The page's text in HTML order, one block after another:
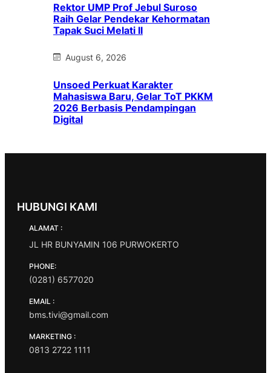
Rektor UMP Prof Jebul Suroso
Raih Gelar Pendekar Kehormatan
Tapak Suci Melati II
August 6, 2026
Unsoed Perkuat Karakter
Mahasiswa Baru, Gelar ToT PKKM
2026 Berbasis Pendampingan
Digital
HUBUNGI KAMI
ALAMAT :
JL HR BUNYAMIN 106 PURWOKERTO
PHONE:
(0281) 6577020
EMAIL :
bms.tivi@gmail.com
MARKETING :
0813 2722 1111